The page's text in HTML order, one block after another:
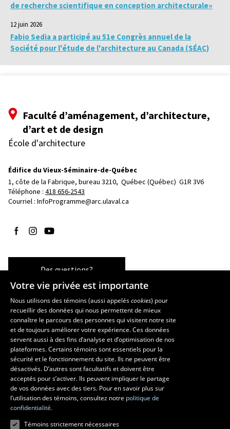
de recherche scientifique en conception architecturale»
12 juin 2026
Fabio Sedia a participé au 51e Congrès annuel de la
Société pour l'étude de l'architecture au Canada (SÉAC)
Faculté d’aménagement, d’architecture,
d’art et de design
École d'architecture
Édifice du Vieux-Séminaire-de-Québec
1, côte de la Fabrique, bureau 3210, Québec (Québec)  G1R 3V6
Téléphone : 418 656-2543
Courriel : InfoProgramme@arc.ulaval.ca
Suivez-nous sur Facebook
Suivez-nous sur Instagram
Suivez-nous sur YouTube
Des questions?
Les écoles et la recherche
École d’art
École supérieure d’aménagement du territoire et de développement
régional
École de design
Centre de recherche en aménagement et développement
Votre vie privée est importante
Nous utilisons des témoins (aussi appeléscookies) pour
recueillir des données qui nous permettent de mieux
connaître le parcours des personnes qui visitent notre site
et de toujours améliorer votre expérience. Ces données
servent aussi à des fins d’analyse et d’optimisation de nos
plateformes. Certains témoins sont essentiels pour la
sécurité et le fonctionnement du site. Ils ne peuvent être
désactivés. D’autres sont facultatifs et doivent être
acceptés pour s’activer. Ils peuvent impliquer le partage
de vos données avec des tiers. Pour en savoir plus sur
l’utilisation des témoins, consultez notre politique de
confidentialité.
Témoins strictement nécessaires